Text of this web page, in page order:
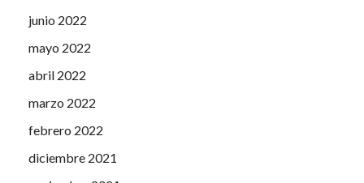
junio 2022
mayo 2022
abril 2022
marzo 2022
febrero 2022
diciembre 2021